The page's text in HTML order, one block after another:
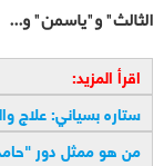
الثالث" و"ياسمن" و...
اقرأ المزيد:
ستاره بسياني: علاج
من هو ممثل دور